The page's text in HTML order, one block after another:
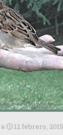
a
12 febrero, 2015